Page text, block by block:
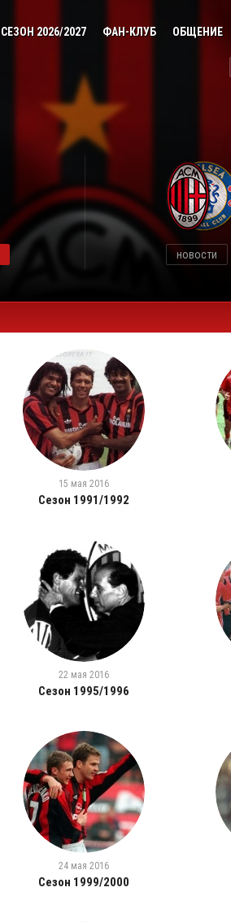
СЕЗОН 2026/2027 ФАН-КЛУБ ОБЩЕНИЕ
новости
15 мая 2016
Сезон 1991/1992
22 мая 2016
Сезон 1995/1996
24 мая 2016
Сезон 1999/2000